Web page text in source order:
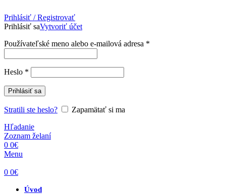
Prihlásiť / Registrovať
Prihlásiť saVytvoriť účet
Používateľské meno alebo e-mailová adresa *
Heslo *
Prihlásiť sa
Stratili ste heslo?
Zapamätať si ma
Hľadanie
Zoznam želaní
0 0€
Menu
0 0€
Úvod